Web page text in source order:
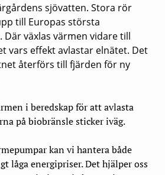
sjövatten. Stora rör
till Europas största
växlas värmen vidare till
vars effekt avlastar elnätet. Det
återförs till fjärden för ny
i beredskap för att avlasta
på biobränsle sticker iväg.
kan vi hantera både
låga energipriser. Det hjälper oss